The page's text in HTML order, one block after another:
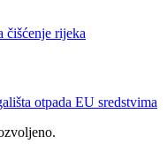
čišćenje rijeka
otpada EU sredstvima